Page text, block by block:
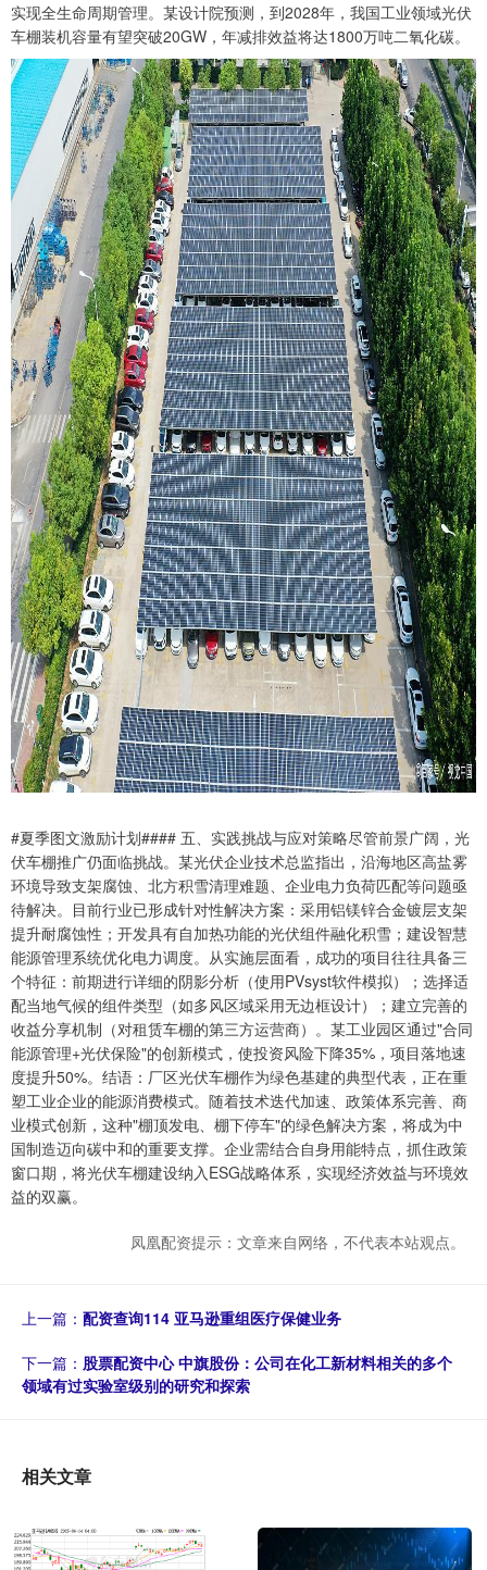
实现全生命周期管理。某设计院预测，到2028年，我国工业领域光伏
车棚装机容量有望突破20GW，年减排效益将达1800万吨二氧化碳。
#夏季图文激励计划#### 五、实践挑战与应对策略尽管前景广阔，光
伏车棚推广仍面临挑战。某光伏企业技术总监指出，沿海地区高盐雾
环境导致支架腐蚀、北方积雪清理难题、企业电力负荷匹配等问题亟
待解决。目前行业已形成针对性解决方案：采用铝镁锌合金镀层支架
提升耐腐蚀性；开发具有自加热功能的光伏组件融化积雪；建设智慧
能源管理系统优化电力调度。从实施层面看，成功的项目往往具备三
个特征：前期进行详细的阴影分析（使用PVsyst软件模拟）；选择适
配当地气候的组件类型（如多风区域采用无边框设计）；建立完善的
收益分享机制（对租赁车棚的第三方运营商）。某工业园区通过"合同
能源管理+光伏保险"的创新模式，使投资风险下降35%，项目落地速
度提升50%。结语：厂区光伏车棚作为绿色基建的典型代表，正在重
塑工业企业的能源消费模式。随着技术迭代加速、政策体系完善、商
业模式创新，这种"棚顶发电、棚下停车"的绿色解决方案，将成为中
国制造迈向碳中和的重要支撑。企业需结合自身用能特点，抓住政策
窗口期，将光伏车棚建设纳入ESG战略体系，实现经济效益与环境效
益的双赢。
凤凰配资提示：文章来自网络，不代表本站观点。
上一篇： 配资查询114 亚马逊重组医疗保健业务
下一篇： 股票配资中心 中旗股份：公司在化工新材料相关的多个
领域有过实验室级别的研究和探索
相关文章